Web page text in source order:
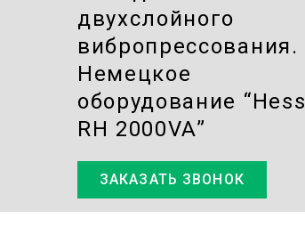
двухслойного
вибропресcования.
Немецкое
оборудование “Hess
RH 2000VA”
ЗАКАЗАТЬ ЗВОНОК